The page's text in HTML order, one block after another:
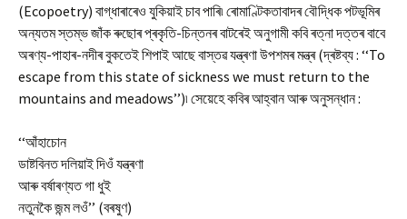
(Ecopoetry) বাগ্‌ধাৰাৰেও যুকিয়াই চাব পাৰি৷ ৰোমাণ্টিকতাবাদৰ বৌদ্ধিক পটভূমিৰ
অন্যতম স্তম্ভ জাঁক ৰুছোৰ প্ৰকৃতি-চিন্তনৰ বাটৰেই অনুগামী কবি ৰত্না দত্তৰ বাবে
অৰণ্য-পাহাৰ-নদীৰ বুকতেই শিপাই আছে বাস্তৱ যন্ত্ৰণা উপশমৰ মন্ত্ৰ (দ্ৰষ্টব্য : ‘‘To
escape from this state of sickness we must return to the
mountains and meadows’’)৷ সেয়েহে কবিৰ আহ্বান আৰু অনুসন্ধান :
‘‘আঁহাচোন
ডাষ্টবিনত দলিয়াই দিওঁ যন্ত্ৰণা
আৰু বৰ্ষাৰণ্যত গা ধুই
নতুনকৈ জন্ম লওঁ’’ (বৰষুণ)